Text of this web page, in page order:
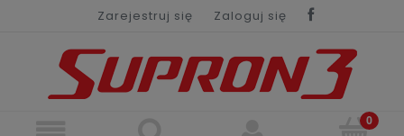
Zarejestruj się Zaloguj się